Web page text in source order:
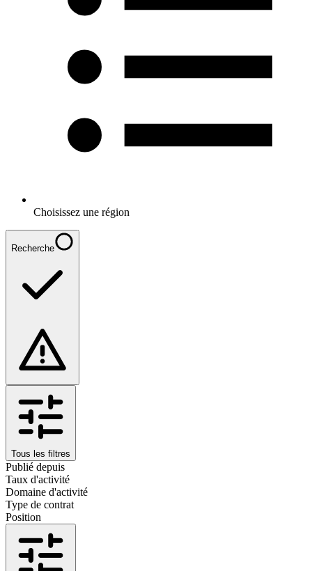
Choisissez une région
Recherche
Tous les filtres
Publié depuis
Taux d'activité
Domaine d'activité
Type de contrat
Position